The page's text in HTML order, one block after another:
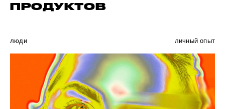
ПРОДУКТОВ
люди личный опыт